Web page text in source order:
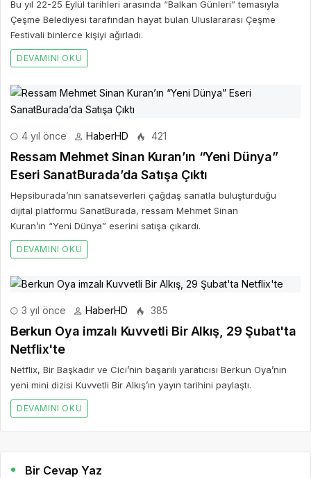
Bu yıl 22-25 Eylül tarihleri arasında “Balkan Günleri” temasıyla
Çeşme Belediyesi tarafından hayat bulan Uluslararası Çeşme
Festivali binlerce kişiyi ağırladı.
DEVAMINI OKU
4 yıl önce HaberHD 421
Ressam Mehmet Sinan Kuran’ın “Yeni Dünya”
Eseri SanatBurada’da Satışa Çıktı
Hepsiburada’nın sanatseverleri çağdaş sanatla buluşturduğu
dijital platformu SanatBurada, ressam Mehmet Sinan
Kuran’ın “Yeni Dünya” eserini satışa çıkardı.
DEVAMINI OKU
3 yıl önce HaberHD 385
Berkun Oya imzalı Kuvvetli Bir Alkış, 29 Şubat'ta
Netflix'te
Netflix, Bir Başkadır ve Cici’nin başarılı yaratıcısı Berkun Oya’nın
yeni mini dizisi Kuvvetli Bir Alkış’ın yayın tarihini paylaştı.
DEVAMINI OKU
Bir Cevap Yaz